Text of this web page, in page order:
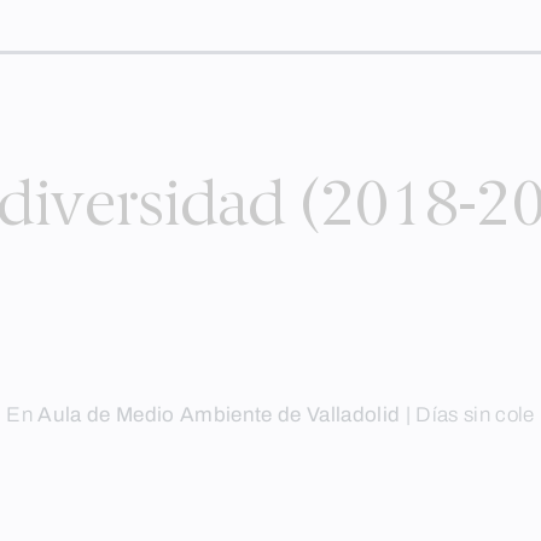
(2018-
En Aula de Medio Ambiente de Valladolid Días sin cole